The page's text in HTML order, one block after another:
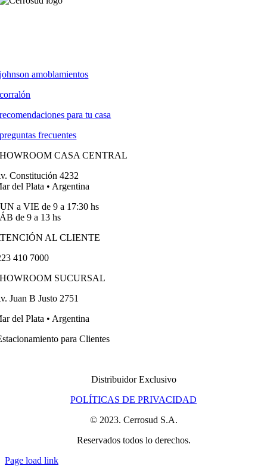
johnson amoblamientos
corralón
recomendaciones para tu casa
preguntas frecuentes
CASA CENTRAL
Constitución 4232
del Plata • Argentina
a VIE de 9 a 17:30 hs
de 9 a 13 hs
AL CLIENTE
410 7000
SUCURSAL
Juan B Justo 2751
del Plata • Argentina
para Clientes
Distribuidor Exclusivo
POLÍTICAS DE PRIVACIDAD
© 2023. Cerrosud S.A.
Reservados todos lo derechos.
Page load link